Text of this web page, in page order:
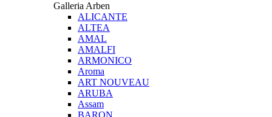
Galleria Arben
ALICANTE
ALTEA
AMAL
AMALFI
ARMONICO
Aroma
ART NOUVEAU
ARUBA
Assam
BARON